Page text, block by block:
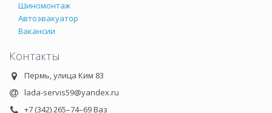
Шиномонтаж
Автоэвакуатор
Вакансии
Контакты
Пермь, улица Ким 83
lada-servis59@yandex.ru
+7 (342) 265–74–69 Ваз